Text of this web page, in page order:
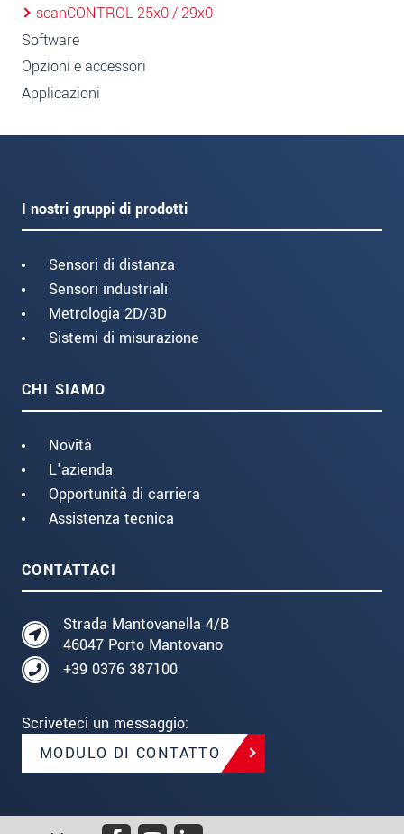
scanCONTROL 25x0 / 29x0
Software
Opzioni e accessori
Applicazioni
I nostri gruppi di prodotti
Sensori di distanza
Sensori industriali
Metrologia 2D/3D
Sistemi di misurazione
CHI SIAMO
Novità
L'azienda
Opportunità di carriera
Assistenza tecnica
CONTATTACI
Strada Mantovanella 4/B
46047 Porto Mantovano
+39 0376 387100
Scriveteci un messaggio:
MODULO DI CONTATTO